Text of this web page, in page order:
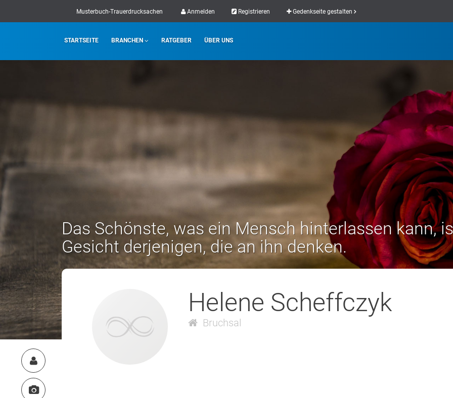
Musterbuch-Trauerdrucksachen Anmelden Registrieren Gedenkseite gestalten
STARTSEITE BRANCHEN RATGEBER ÜBER UNS
Das Schönste, was ein Mensch hinterlassen kann,
Gesicht derjenigen, die an ihn denken.
Helene Scheffczyk
Bruchsal